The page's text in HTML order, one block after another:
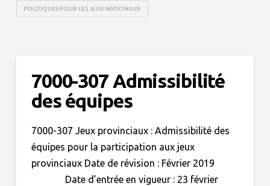
POLITIQUES POUR LES JEUX NATIONAUX
7000-307 Admissibilité
des équipes
7000-307 Jeux provinciaux : Admissibilité des
équipes pour la participation aux jeux
provinciaux Date de révision : Février 2019
Date d’entrée en vigueur : 23 février